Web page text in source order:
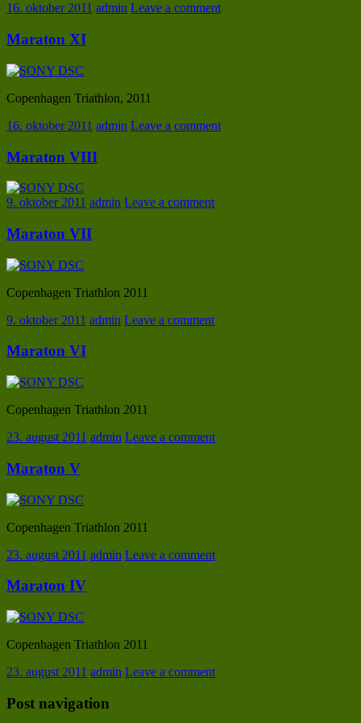
16. oktober 2011 admin Leave a comment
Maraton XI
Copenhagen Triathlon, 2011
16. oktober 2011 admin Leave a comment
Maraton VIII
9. oktober 2011 admin Leave a comment
Maraton VII
Copenhagen Triathlon 2011
9. oktober 2011 admin Leave a comment
Maraton VI
Copenhagen Triathlon 2011
23. august 2011 admin Leave a comment
Maraton V
Copenhagen Triathlon 2011
23. august 2011 admin Leave a comment
Maraton IV
Copenhagen Triathlon 2011
23. august 2011 admin Leave a comment
Post navigation